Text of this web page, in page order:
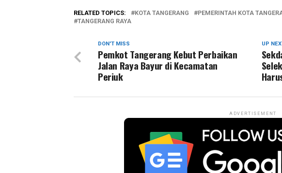
RELATED TOPICS: KOTA TANGERANG PEMERINTAH KOTA
TANGERANG RAYA
UP
DON'T MISS
Pemkot Tangerang Kebut Perbaikan
Jalan Raya Bayur di Kecamatan
Periuk
ADVERTISEMENT